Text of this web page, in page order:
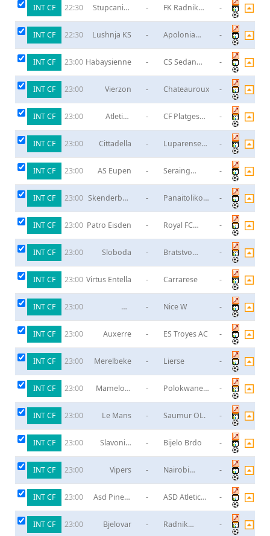
INT CF 22:30
Stupcanica
-
FK Radnik
-
INT CF 22:30 Lushnja KS -
Apolonia
-
INT CF 23:00 Habaysienne -
CS Sedan
-
INT CF 23:00 Vierzon - Chateauroux -
INT CF 23:00
Atletico
-
CF Platges
-
INT CF 23:00 Cittadella -
Luparense
-
INT CF 23:00 AS Eupen -
Seraing
-
INT CF 23:00 Skenderbeu
-
Panaitolikos
-
INT CF 23:00 Patro Eisden -
Royal FC
-
INT CF 23:00 Sloboda -
Bratstvo
-
INT CF 23:00 Virtus Entella - Carrarese -
INT CF 23:00
Nữ
- Nice W -
INT CF 23:00 Auxerre - ES Troyes AC -
INT CF 23:00 Merelbeke - Lierse -
INT CF 23:00
Mamelodi
-
Polokwane
-
INT CF 23:00 Le Mans - Saumur OL. -
INT CF 23:00
Slavonija
- Bijelo Brdo -
INT CF 23:00 Vipers -
Nairobi
-
INT CF 23:00
Asd Pineto
-
ASD Atletico
-
INT CF 23:00 Bjelovar -
Radnik
-